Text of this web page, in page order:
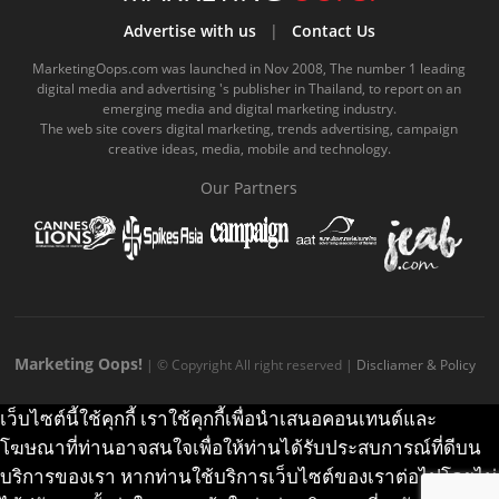
b
o
o
k
c
o
u
b
e
.
o
m
m
e
a
g
r
a
.
o
k
.
c
m
Advertise with us| Contact Us
MarketingOops.com was launched in Nov 2008, The number 1 leading
digital media and advertising 's publisher in Thailand, to report on an
emerging media and digital marketing industry.
The web site covers digital marketing, trends advertising, campaign
creative ideas, media, mobile and technology.
Our Partners
Marketing Oops! | © Copyright All right reserved | Discliamer & Policy
เว็บไซต์นี้ใช้คุกกี้ เราใช้คุกกี้เพื่อนำเสนอคอนเทนต์และ
โฆษณาที่ท่านอาจสนใจเพื่อให้ท่านได้รับประสบการณ์ที่ดีบน
บริการของเรา หากท่านใช้บริการเว็บไซต์ของเราต่อไปโดยไม่